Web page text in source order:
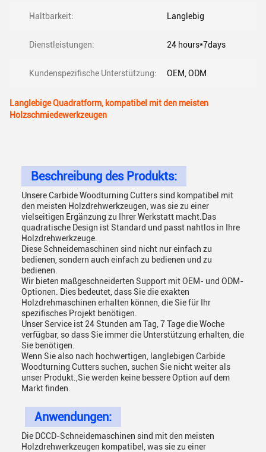
Haltbarkeit: Langlebig
Dienstleistungen: 24 hours*7days
Kundenspezifische Unterstützung: OEM, ODM
Langlebige Quadratform, kompatibel mit den meisten
Holzschmiedewerkzeugen
Beschreibung des Produkts:
Unsere Carbide Woodturning Cutters sind kompatibel mit
den meisten Holzdrehwerkzeugen, was sie zu einer
vielseitigen Ergänzung zu Ihrer Werkstatt macht.Das
quadratische Design ist Standard und passt nahtlos in Ihre
Holzdrehwerkzeuge.
Diese Schneidemaschinen sind nicht nur einfach zu
bedienen, sondern auch einfach zu bedienen und zu
bedienen.
Wir bieten maßgeschneiderten Support mit OEM- und ODM-
Optionen. Dies bedeutet, dass Sie die exakten
Holzdrehmaschinen erhalten können, die Sie für Ihr
spezifisches Projekt benötigen.
Unser Service ist 24 Stunden am Tag, 7 Tage die Woche
verfügbar, so dass Sie immer die Unterstützung erhalten, die
Sie benötigen.
Wenn Sie also nach hochwertigen, langlebigen Carbide
Woodturning Cutters suchen, suchen Sie nicht weiter als
unser Produkt.,Sie werden keine bessere Option auf dem
Markt finden.
Anwendungen:
Die DCCD-Schneidemaschinen sind mit den meisten
Holzdrehwerkzeugen kompatibel, was sie zu einer